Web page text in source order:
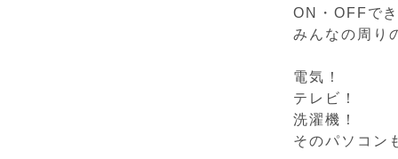
ON・OFFで
みんなの周り
電気！
テレビ！
洗濯機！
そのパソコン